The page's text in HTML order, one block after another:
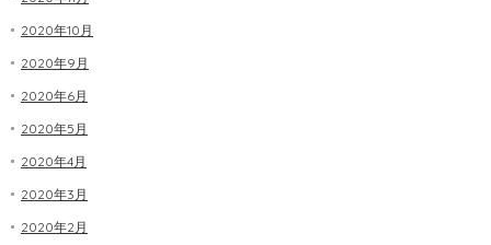
2020年10月
2020年9月
2020年6月
2020年5月
2020年4月
2020年3月
2020年2月